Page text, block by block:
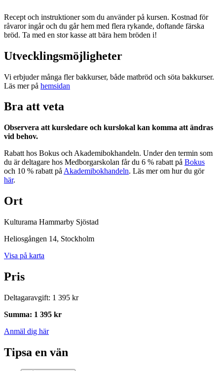
Recept och instruktioner som du använder på kursen. Kostnad för
råvaror ingår och du går hem med flera rykande, doftande färska
bröd. Ta med en stor kasse att bära hem bröden i!
Utvecklingsmöjligheter
Vi erbjuder många fler bakkurser, både matbröd och söta bakkurser.
Läs mer på hemsidan
Bra att veta
Observera att kursledare och kurslokal kan komma att ändras
vid behov.
Rabatt hos Bokus och Akademibokhandeln. Under den termin som
du är deltagare hos Medborgarskolan får du 6 % rabatt på Bokus
och 10 % rabatt på Akademibokhandeln. Läs mer om hur du gör
här.
Ort
Kulturama Hammarby Sjöstad
Heliosgången 14, Stockholm
Visa på karta
Pris
Deltagaravgift: 1 395 kr
Summa: 1 395 kr
Anmäl dig här
Tipsa en vän